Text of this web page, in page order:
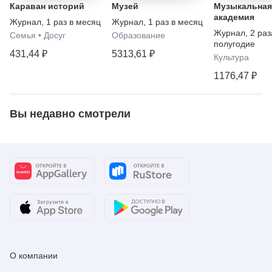
Караван историй
Журнал 1 раз в месяц
Семья • Досуг
431,44 ₽
Музей
Журнал 1 раз в месяц
Образование
5313,61 ₽
Музыкальная
академия
Журнал 2
полугодие
Культура
1176,47 ₽
Вы недавно смотрели
О компании